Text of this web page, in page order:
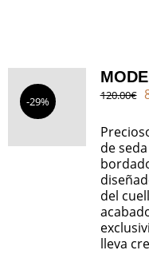
-29% 120.00€
de
del
lleva